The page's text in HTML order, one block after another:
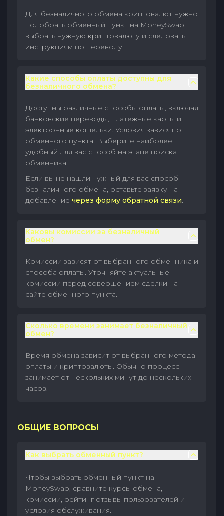
Для безналичного обмена криптовалют нужно
подобрать обменный пункт на MoneySwap,
выбрать нужную криптовалюту и следовать
инструкциям по переводу.
Какие способы оплаты доступны для
безналичного обмена?
Доступны различные способы оплаты, включая
банковские переводы, платежные карты и
электронные кошельки. Условия зависят от
обменного пункта. Выберите наиболее
удобный для вас способ на этапе поиска
обменника.
Если вы не нашли нужный для вас способ
безналичного обмена, оставьте заявку на
добавление через форму обратной связи.
Каковы комиссии за безналичный
обмен?
Комиссии зависят от выбранного обменника и
способа оплаты. Уточняйте актуальные
комиссии перед совершением сделки на
сайте обменного пункта.
Сколько времени занимает безналичный
обмен?
Время обмена зависит от выбранного метода
оплаты и криптовалюты. Обычно процесс
занимает от нескольких минут до нескольких
часов.
ОБЩИЕ ВОПРОСЫ
Как выбрать обменный пункт?
Чтобы выбрать обменный пункт на
MoneySwap, сравните курсы обмена,
комиссии, рейтинг отзывы пользователей и
условия обслуживания.